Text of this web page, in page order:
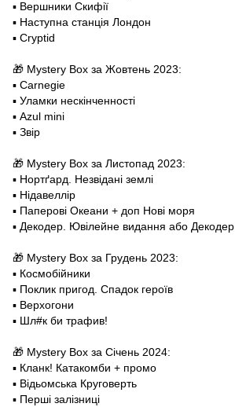
▪️ Вершники Скифії
▪️ Наступна станція Лондон
▪️ Cryptid
🎁 Mystery Box за Жовтень 2023:
▪️ Carnegie
▪️ Уламки нескінченності
▪️ Azul mini
▪️ Звір
🎁 Mystery Box за Листопад 2023:
▪️ Нортґард. Незвідані землі
▪️ Нідавеллір
▪️ Паперові Океани + доп Нові моря
▪️ Декодер. Ювілейне видання або Декодер
🎁 Mystery Box за Грудень 2023:
▪️ Космобійники
▪️ Поклик пригод. Спадок героїв
▪️ Верхогони
▪️ Шл#к би трафив!
🎁 Mystery Box за Січень 2024:
▪️ Кланк! Катакомби + промо
▪️ Відьомська Круговерть
▪️ Перші залізниці